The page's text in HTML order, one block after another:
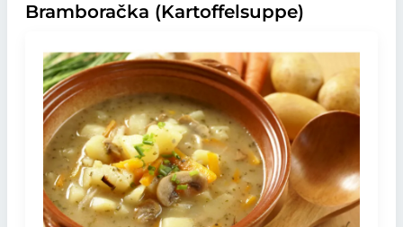
Bramboračka (Kartoffelsuppe)